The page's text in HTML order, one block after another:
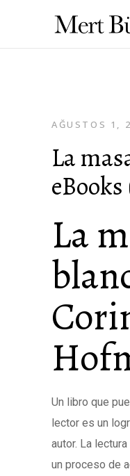
AĞUSTOS 1,
La
La
Un libro que
lector es un
autor. La
un proceso de